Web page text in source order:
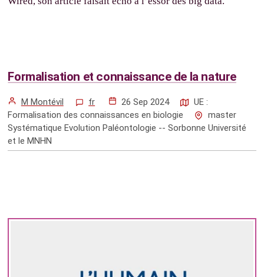
Formalisation et connaissance de la nature
M Montévil fr 26 Sep 2024
UE :
Formalisation des connaissances en biologie
master
Systématique Evolution Paléontologie -- Sorbonne Université
et le MNHN